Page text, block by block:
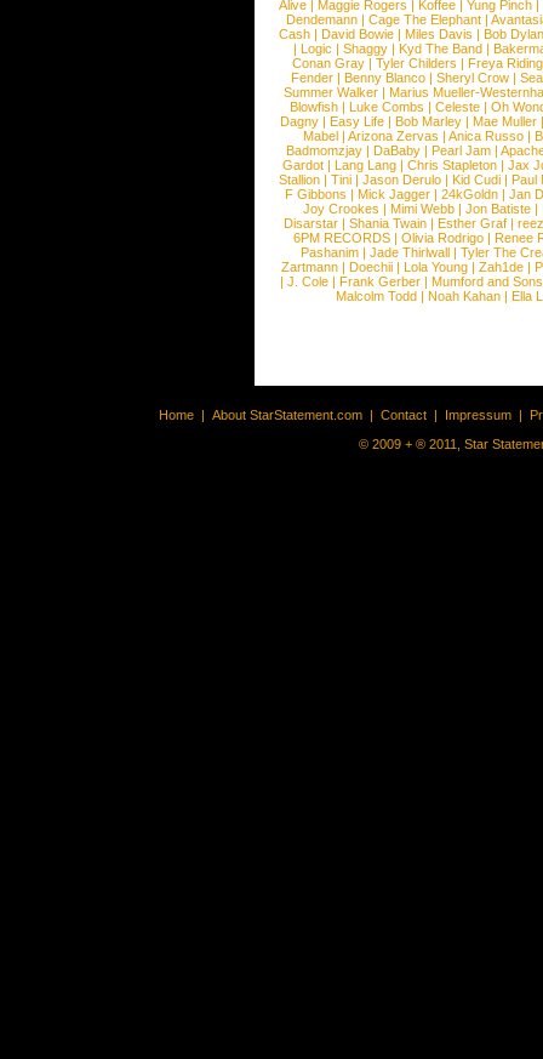
Alive |Maggie Rogers |Koffee |Yung Pinch |
Dendemann |Cage The Elephant |
Cash | David Bowie | Miles Davis | Bob Dylan
|Logic |Shaggy |Kyd The Band |
Conan Gray |Tyler Childers |Freya
Fender |Benny Blanco |Sheryl Crow |
Summer Walker |Marius Mueller-
Blowfish | Luke Combs | Celeste | Oh
Dagny |Easy Life |Bob Marley |Mae Muller
Mabel |Arizona Zervas |Anica Russo |
Badmomzjay |DaBaby |Pearl Jam |
Gardot | Lang Lang | Chris Stapleton | Jax
Stallion |Tini |Jason Derulo |Kid Cudi |Paul
F Gibbons | Mick Jagger | 24kGoldn | Jan
Joy Crookes | Mimi Webb | Jon Batiste |
Disarstar | Shania Twain | Esther Graf |
6PM RECORDS | Olivia Rodrigo | Renee
Pashanim |Jade Thirlwall |Tyler The
Zartmann | Doechii | Lola Young | Zah1de |
| J. Cole | Frank Gerber | Mumford and Sons
Malcolm Todd | Noah Kahan | Ella
Home | About StarStatement.com | Contact | Impressum |
© 2009 + ® 2011, Star